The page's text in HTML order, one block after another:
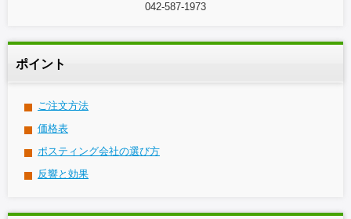
042-587-1973
ポイント
ご注文方法
価格表
ポスティング会社の選び方
反響と効果